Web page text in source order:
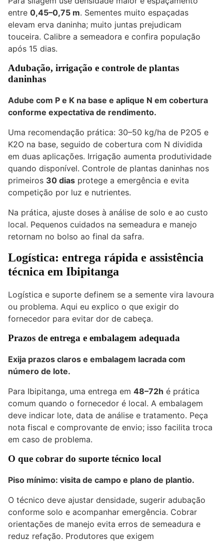
entre 0,45–0,75 m. Sementes muito espaçadas
elevam erva daninha; muito juntas prejudicam
touceira. Calibre a semeadora e confira população
após 15 dias.
Adubação, irrigação e controle de plantas
daninhas
Adube com P e K na base e aplique N em cobertura
conforme expectativa de rendimento.
Uma recomendação prática: 30–50 kg/ha de P2O5 e
K2O na base, seguido de cobertura com N dividida
em duas aplicações. Irrigação aumenta produtividade
quando disponível. Controle de plantas daninhas nos
primeiros 30 dias protege a emergência e evita
competição por luz e nutrientes.
Na prática, ajuste doses à análise de solo e ao custo
local. Pequenos cuidados na semeadura e manejo
retornam no bolso ao final da safra.
Logística: entrega rápida e assistência
técnica em Ibipitanga
Logística e suporte definem se a semente vira lavoura
ou problema. Aqui eu explico o que exigir do
fornecedor para evitar dor de cabeça.
Prazos de entrega e embalagem adequada
Exija prazos claros e embalagem lacrada com
número de lote.
Para Ibipitanga, uma entrega em 48–72h é prática
comum quando o fornecedor é local. A embalagem
deve indicar lote, data de análise e tratamento. Peça
nota fiscal e comprovante de envio; isso facilita troca
em caso de problema.
O que cobrar do suporte técnico local
Piso mínimo: visita de campo e plano de plantio.
O técnico deve ajustar densidade, sugerir adubação
conforme solo e acompanhar emergência. Cobrar
orientações de manejo evita erros de semeadura e
reduz refação. Produtores que exigem